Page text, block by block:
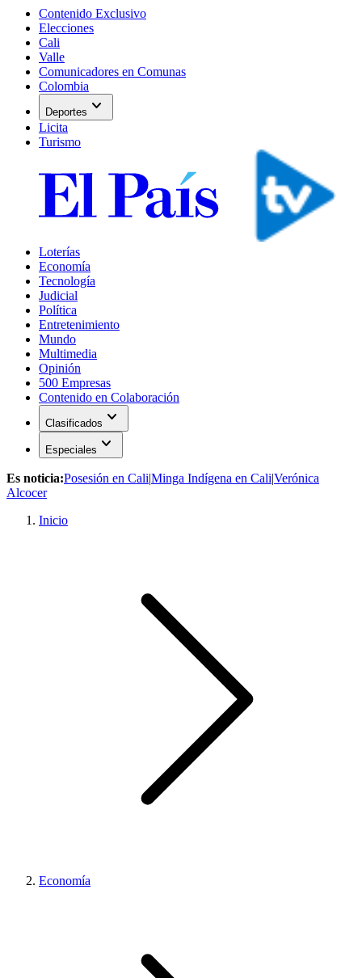
Contenido Exclusivo
Elecciones
Cali
Valle
Comunicadores en Comunas
Colombia
Deportes expand_more
Licita
Turismo
Loterías
Economía
Tecnología
Judicial
Política
Entretenimiento
Mundo
Multimedia
Opinión
500 Empresas
Contenido en Colaboración
Clasificados expand_more
Especiales expand_more
Es noticia:Posesión en Cali|Minga Indígena en Cali|Verónica
Alcocer
Inicio
Economía